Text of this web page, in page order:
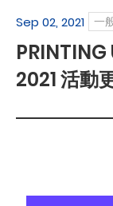
Sep 02, 2021 一
2021 活動